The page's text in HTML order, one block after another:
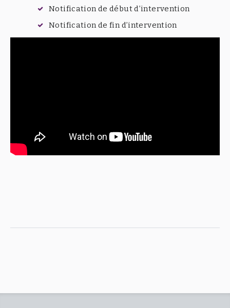
Notification de début d’intervention
Notification de fin d’intervention